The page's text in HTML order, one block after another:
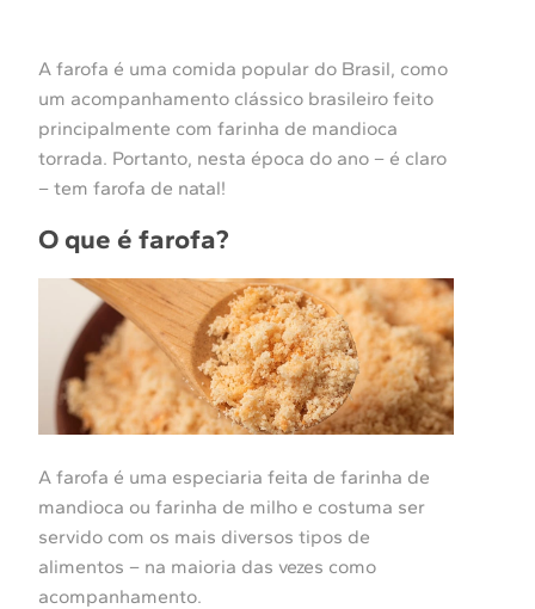
A farofa é uma comida popular do Brasil, como
um acompanhamento clássico brasileiro feito
principalmente com farinha de mandioca
torrada. Portanto, nesta época do ano – é claro
– tem farofa de natal!
O que é farofa?
A farofa é uma especiaria feita de farinha de
mandioca ou farinha de milho e costuma ser
servido com os mais diversos tipos de
alimentos – na maioria das vezes como
acompanhamento.